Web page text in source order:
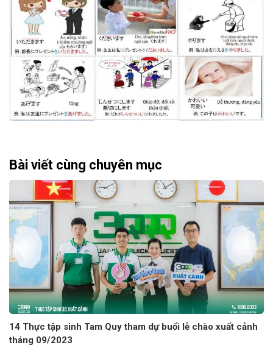
Bài viết cùng chuyên mục
14 Thực tập sinh Tam Quy tham dự buổi lễ chào xuất cảnh
tháng 09/2023